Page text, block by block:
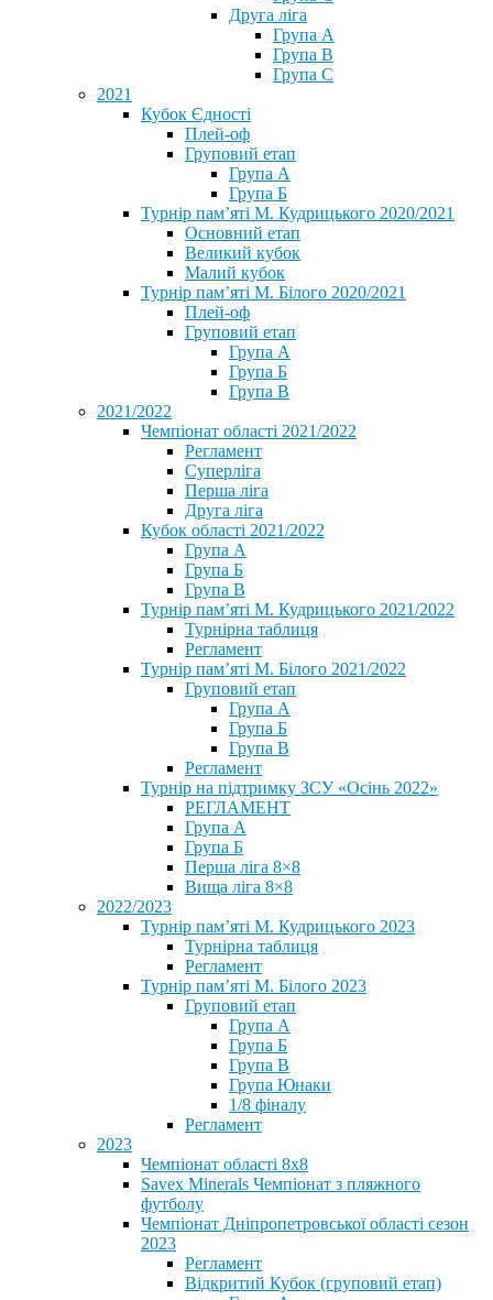
Друга ліга
Група A
Група B
Група C
2021
Кубок Єдності
Плей-оф
Груповий етап
Група А
Група Б
Турнір пам’яті М. Кудрицького 2020/2021
Основний етап
Великий кубок
Малий кубок
Турнір пам’яті М. Білого 2020/2021
Плей-оф
Груповий етап
Група А
Група Б
Група В
2021/2022
Чемпіонат області 2021/2022
Регламент
Суперліга
Перша ліга
Друга ліга
Кубок області 2021/2022
Група А
Група Б
Група В
Турнір пам’яті М. Кудрицького 2021/2022
Турнірна таблиця
Регламент
Турнір пам’яті М. Білого 2021/2022
Груповий етап
Група А
Група Б
Група В
Регламент
Турнір на підтримку ЗСУ «Осінь 2022»
РЕГЛАМЕНТ
Група А
Група Б
Перша ліга 8×8
Вища ліга 8×8
2022/2023
Турнір пам’яті М. Кудрицького 2023
Турнірна таблиця
Регламент
Турнір пам’яті М. Білого 2023
Груповий етап
Група А
Група Б
Група В
Група Юнаки
1/8 фіналу
Регламент
2023
Чемпіонат області 8х8
Savex Minerals Чемпіонат з пляжного
футболу
Чемпіонат Дніпропетровської області сезон
2023
Регламент
Відкритий Кубок (груповий етап)